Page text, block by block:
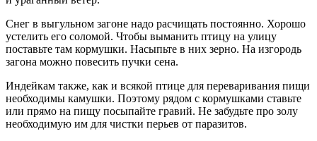
Снег в выгульном загоне надо расчищать постоянно. Хорошо
устелить его соломой. Чтобы выманить птицу на улицу
поставьте там кормушки. Насыпьте в них зерно. На изгородь
загона можно повесить пучки сена.
Индейкам также, как и всякой птице для переваривания пищи
необходимы камушки. Поэтому рядом с кормушками ставьте
или прямо на пищу посыпайте гравий. Не забудьте про золу
необходимую им для чистки перьев от паразитов.